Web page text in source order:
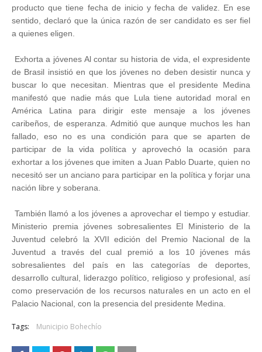
producto que tiene fecha de inicio y fecha de validez. En ese
sentido, declaró que la única razón de ser candidato es ser fiel
a quienes eligen.
Exhorta a jóvenes Al contar su historia de vida, el expresidente
de Brasil insistió en que los jóvenes no deben desistir nunca y
buscar lo que necesitan. Mientras que el presidente Medina
manifestó que nadie más que Lula tiene autoridad moral en
América Latina para dirigir este mensaje a los jóvenes
caribeños, de esperanza. Admitió que aunque muchos les han
fallado, eso no es una condición para que se aparten de
participar de la vida política y aprovechó la ocasión para
exhortar a los jóvenes que imiten a Juan Pablo Duarte, quien no
necesitó ser un anciano para participar en la política y forjar una
nación libre y soberana.
También llamó a los jóvenes a aprovechar el tiempo y estudiar.
Ministerio premia jóvenes sobresalientes El Ministerio de la
Juventud celebró la XVII edición del Premio Nacional de la
Juventud a través del cual premió a los 10 jóvenes más
sobresalientes del país en las categorías de deportes,
desarrollo cultural, liderazgo político, religioso y profesional, así
como preservación de los recursos naturales en un acto en el
Palacio Nacional, con la presencia del presidente Medina.
Tags: Municipio Bohechío